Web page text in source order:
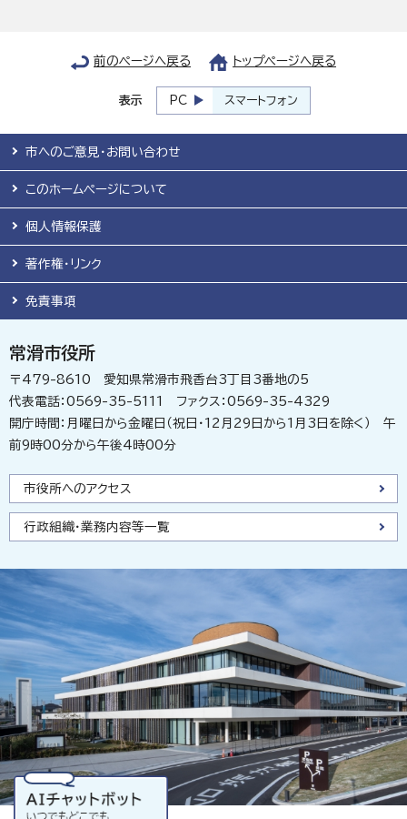
前のページへ戻る トップページへ戻る
表示 PC スマートフォン
市へのご意見・お問い合わせ
このホームページについて
個人情報保護
著作権・リンク
免責事項
常滑市役所
〒479-8610 愛知県常滑市飛香台3丁目3番地の5
代表電話：0569-35-5111 ファクス：0569-35-4329
開庁時間：月曜日から金曜日（祝日・12月29日から1月3日を除く） 午
前9時00分から午後4時00分
市役所へのアクセス
行政組織・業務内容等一覧